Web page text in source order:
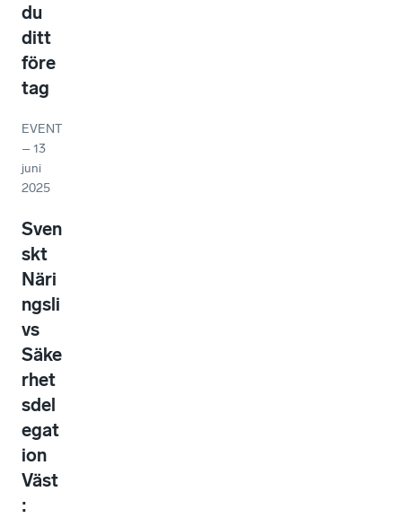
du
ditt
före
tag
EVENT
–13
juni
2025
Sven
skt
Näri
ngsli
vs
Säke
rhet
sdel
egat
ion
Väst
: